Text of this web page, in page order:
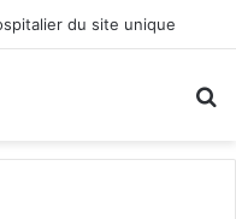
du site unique